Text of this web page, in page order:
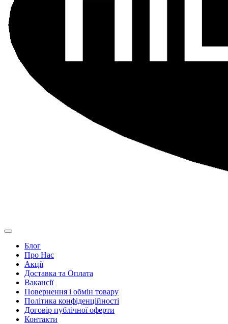
Блог
Про Нас
Акції
Доставка та Оплата
Вакансії
Повернення і обмін товару
Політика конфіденційності
Договір публічної оферти
Контакти